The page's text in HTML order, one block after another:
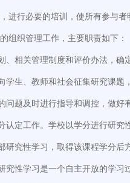
进行必要的培训，使所有参与
组织管理工作，主要职责如下：
、相关管理制度和评价办法，确
学生、教师和社会征集研究课题
问题及时进行指导和调控，做好
认定工作。学校以学分进行研
究性学习，取得该课程学分后
究性学习是一个自主开放的学